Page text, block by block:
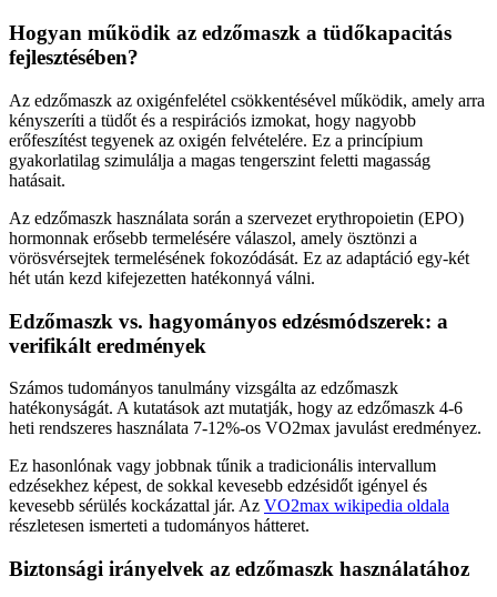
Hogyan működik az edzőmaszk a tüdőkapacitás
fejlesztésében?
Az edzőmaszk az oxigénfelétel csökkentésével működik, amely arra
kényszeríti a tüdőt és a respirációs izmokat, hogy nagyobb
erőfeszítést tegyenek az oxigén felvételére. Ez a princípium
gyakorlatilag szimulálja a magas tengerszint feletti magasság
hatásait.
Az edzőmaszk használata során a szervezet erythropoietin (EPO)
hormonnak erősebb termelésére válaszol, amely ösztönzi a
vörösvérsejtek termelésének fokozódását. Ez az adaptáció egy-két
hét után kezd kifejezetten hatékonnyá válni.
Edzőmaszk vs. hagyományos edzésmódszerek: a
verifikált eredmények
Számos tudományos tanulmány vizsgálta az edzőmaszk
hatékonyságát. A kutatások azt mutatják, hogy az edzőmaszk 4-6
heti rendszeres használata 7-12%-os VO2max javulást eredményez.
Ez hasonlónak vagy jobbnak tűnik a tradicionális intervallum
edzésekhez képest, de sokkal kevesebb edzésidőt igényel és
kevesebb sérülés kockázattal jár. Az VO2max wikipedia oldala
részletesen ismerteti a tudományos hátteret.
Biztonsági irányelvek az edzőmaszk használatához